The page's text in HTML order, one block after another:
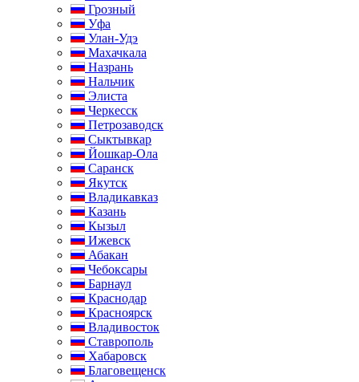
Грозный
Уфа
Улан-Удэ
Махачкала
Назрань
Нальчик
Элиста
Черкесск
Петрозаводск
Сыктывкар
Йошкар-Ола
Саранск
Якутск
Владикавказ
Казань
Кызыл
Ижевск
Абакан
Чебоксары
Барнаул
Краснодар
Красноярск
Владивосток
Ставрополь
Хабаровск
Благовещенск